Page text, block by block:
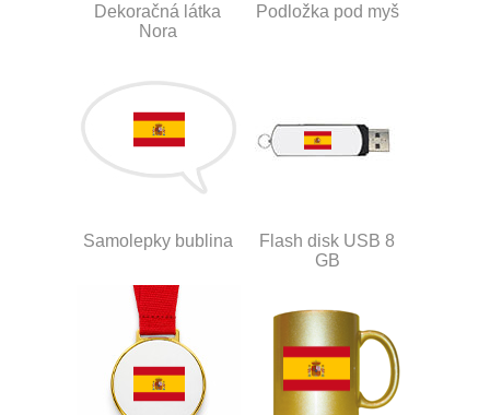
Dekoračná látka
Nora
Podložka pod myš
Samolepky bublina
Flash disk USB 8
GB